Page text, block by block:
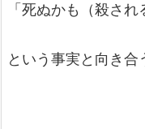
「死ぬかも（殺され
という事実と向き合